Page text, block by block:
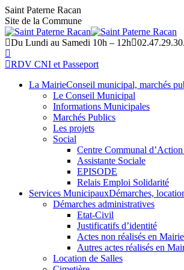
Aller
au
contenu
Saint Paterne Racan
Site de la Commune
Du Lundi au Samedi 10h – 12h
page
s'ouvre
RDV CNI et Passeport
La MairieConseil municipal, marchés
Le Conseil Municipal
Informations Municipales
Marchés Publics
Les projets
Social
Centre Communal
Assistante Sociale
EPISODE
Relais Emploi Solidarité
Services MunicipauxDémarches,
Démarches administratives
Etat-Civil
Justificatifs d’identité
Actes non réalisés en Mairie
Autres actes réalisés en
Location de Salles